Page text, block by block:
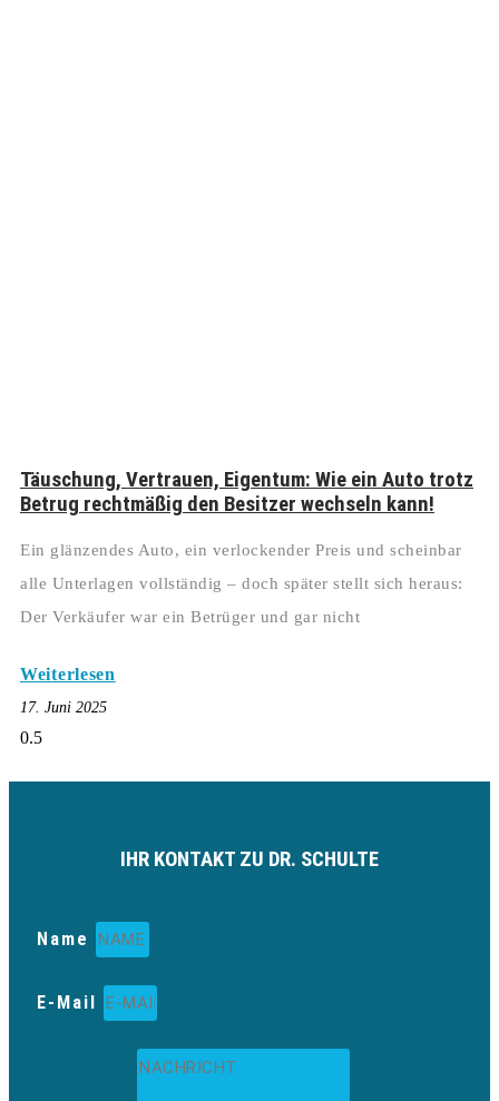
Täuschung, Vertrauen, Eigentum: Wie ein Auto trotz
Betrug rechtmäßig den Besitzer wechseln kann!
Ein glänzendes Auto, ein verlockender Preis und scheinbar
alle Unterlagen vollständig – doch später stellt sich heraus:
Der Verkäufer war ein Betrüger und gar nicht
Weiterlesen
17. Juni 2025
IHR KONTAKT ZU DR. SCHULTE
Name
E-Mail